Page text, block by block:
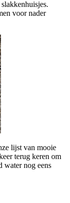
voor nader
lijst van mooie
terug keren om
water nog eens